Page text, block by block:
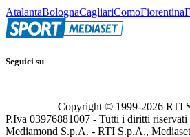
AtalantaBolognaCagliariComoFiorentina
Seguici su
Copyright © 1999-2026 RTI
P.Iva 03976881007 - Tutti i diritti riservati
Mediamond S.p.A. - RTI S.p.A.,